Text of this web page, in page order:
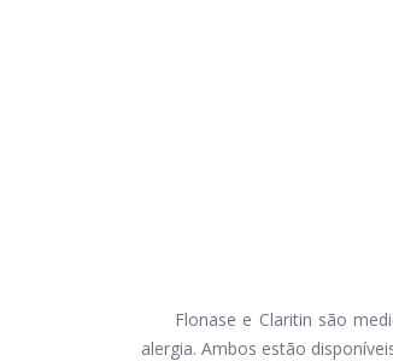
Flonase e Claritin são
alergia. Ambos estão